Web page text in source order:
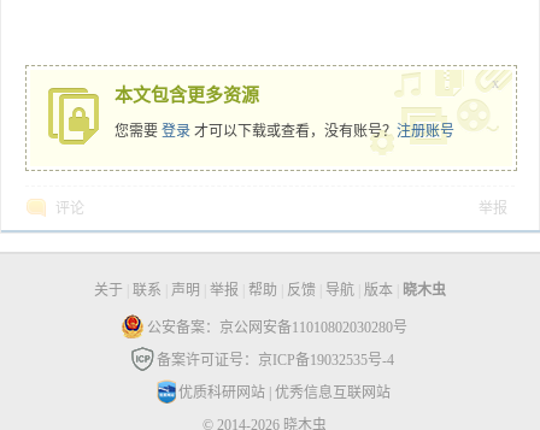
本文包含更多资源
您需要 登录 才可以下载或查看，没有账号？ 注册账号
x
评论 举报
关于 联系 声明 举报 帮助 反馈 导航 版本 晓木虫
公安备案：京公网安备11010802030280号
备案许可证号：京ICP备19032535号-4
优质科研网站| 优秀信息互联网站
© 2014-2026 晓木虫